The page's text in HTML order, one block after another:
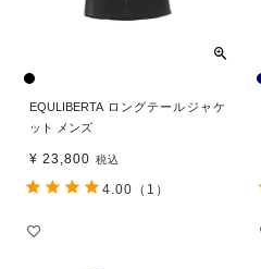
EQULIBERTA ロングテールジャケ
ット メンズ
¥ 23,800 税込
4.00 （1）